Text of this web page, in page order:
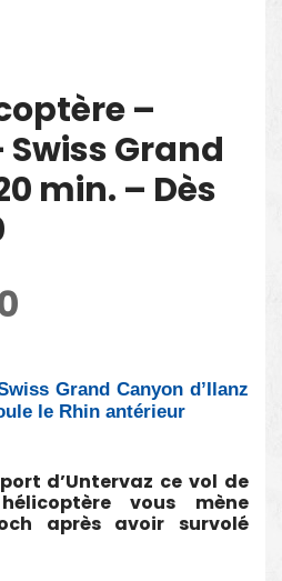
–
Grand
min. – Dès
Grand Canyon d’Ilanz
le Rhin antérieur
d’Untervaz ce vol de
vous mène
après avoir survolé